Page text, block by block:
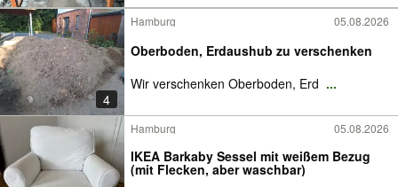
4
Hamburg 05.08.2026
Oberboden, Erdaushub zu verschenken
Wir verschenken Oberboden, Erd ...
Hamburg 05.08.2026
IKEA Barkaby Sessel mit weißem Bezug
(mit Flecken, aber waschbar)